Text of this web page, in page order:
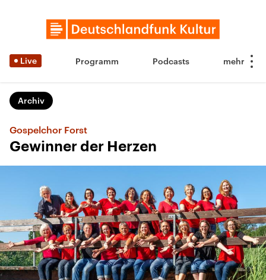
Live Programm Podcasts
Archiv
Gospelchor Forst
Gewinner der Herzen